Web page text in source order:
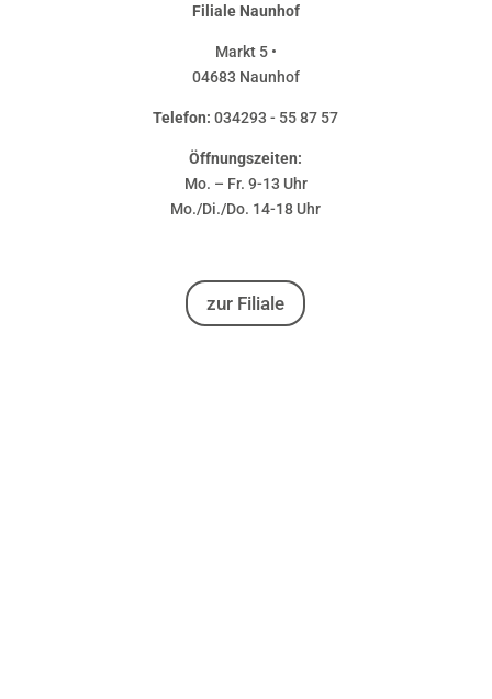
Filiale Naunhof
Markt 5 •
04683 Naunhof
Telefon: 034293 - 55 87 57
Öffnungszeiten:
Mo. – Fr. 9-13 Uhr
Mo./Di./Do. 14-18 Uhr
zur Filiale